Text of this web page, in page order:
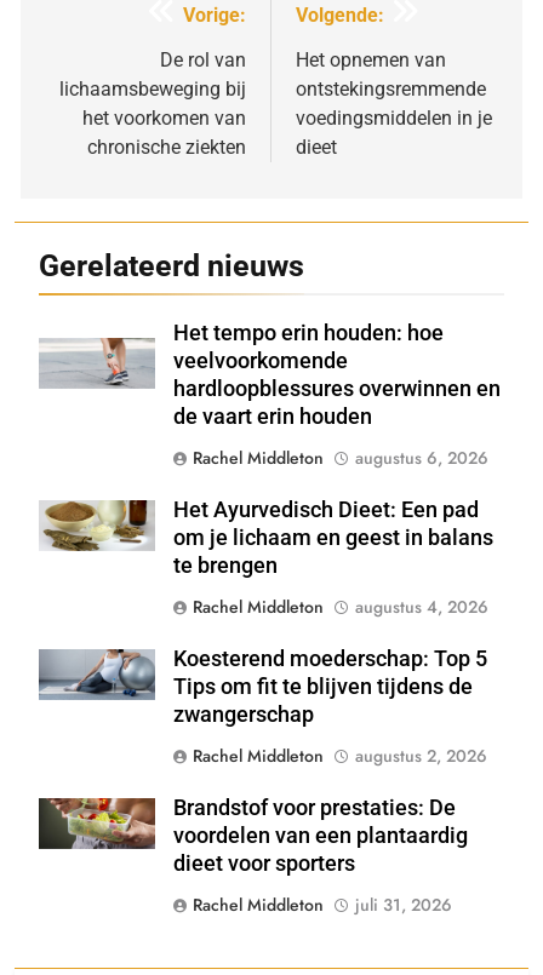
navigatie
Vorige:
De rol van
lichaamsbeweging bij
het voorkomen van
chronische ziekten
Volgende:
Het opnemen van
ontstekingsremmende
voedingsmiddelen in je
dieet
Gerelateerd nieuws
Shutterstock
Het tempo erin houden: hoe
veelvoorkomende
hardloopblessures overwinnen en
de vaart erin houden
Rachel Middleton
augustus 6, 2026
Shutterstock
Het Ayurvedisch Dieet: Een pad
om je lichaam en geest in balans
te brengen
Rachel Middleton
augustus 4, 2026
Shutterstock
Koesterend moederschap: Top 5
Tips om fit te blijven tijdens de
zwangerschap
Rachel Middleton
augustus 2, 2026
Shutterstock
Brandstof voor prestaties: De
voordelen van een plantaardig
dieet voor sporters
Rachel Middleton
juli 31, 2026